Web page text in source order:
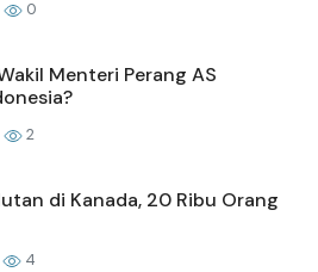
0
Menteri Perang AS
2
di Kanada, 20 Ribu Orang
4